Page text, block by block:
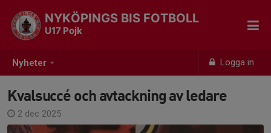
Nyheter Logga in
NYKÖPINGS BIS FOTBOLL
U17 Pojk
Kvalsuccé och avtackning av ledare
2 dec 2025